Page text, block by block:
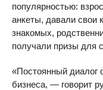
популярностью:
анкеты, давали свои
знакомых,
получали призы для
«Постоянный диалог
бизнеса, — говорит